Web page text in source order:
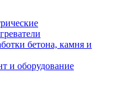
бетона, камня и
и оборудование